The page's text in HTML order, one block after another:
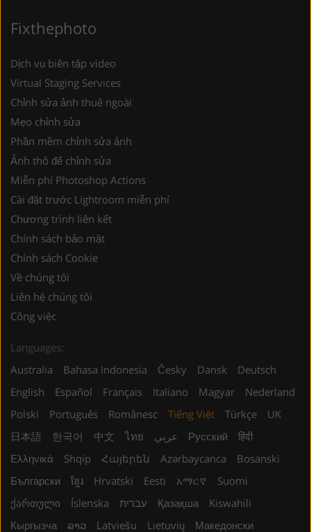
Fixthephoto
Dịch vụ biên tập video
Virtual Staging Services
Chỉnh sửa ảnh thuê ngoài
Mẹo chỉnh sửa
Phần mềm chỉnh sửa ảnh
Ảnh thô để chỉnh sửa
Miễn phí Photoshop Actions
Cài đặt trước Lightroom miễn phí
Chương trình liên kết
Chính sách bảo mật
Chính sách Cookie
Về chúng tôi
Liên hệ chúng tôi
Công việc
Languages:
Australia
Bahasa Indonesia Česky Dansk
Deutsch
English
Español Français Italiano Magyar
Nederland
Polski
Português Românesc Tiếng Việt Türkçe
UK
日本語
한국어 中文 ไทย عربي Русский
हिंदी
Ελληνικά
Shqip Հայերեն Azərbaycanca
Bosanski
Български
ខ្មែរ Hrvatski Eesti አማርኛ
Suomi
ქართული
Íslenska עברית Қазақша
Kiswahili
Кыргызча
ລາວ Latviešu Lietuvių Македонски